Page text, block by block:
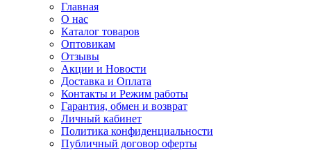
Главная
О нас
Каталог товаров
Оптовикам
Отзывы
Акции и Новости
Доставка и Оплата
Контакты и Режим работы
Гарантия, обмен и возврат
Личный кабинет
Политика конфиденциальности
Публичный договор оферты